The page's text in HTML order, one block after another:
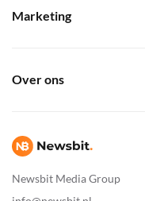
Newsbit Media Group
Marketing
Over ons